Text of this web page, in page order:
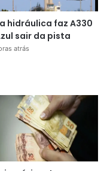
hidráulica faz A330
sair da pista
atrás